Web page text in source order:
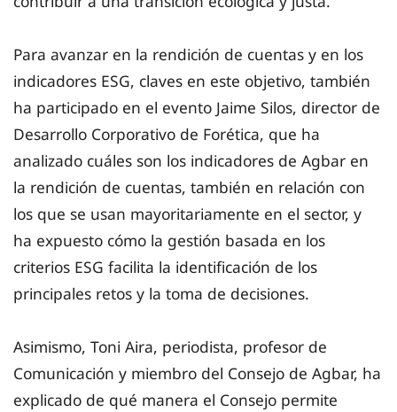
Para avanzar en la rendición de cuentas y en los
indicadores ESG, claves en este objetivo, también
ha participado en el evento Jaime Silos, director de
Desarrollo Corporativo de Forética, que ha
analizado cuáles son los indicadores de Agbar en
la rendición de cuentas, también en relación con
los que se usan mayoritariamente en el sector, y
ha expuesto cómo la gestión basada en los
criterios ESG facilita la identificación de los
principales retos y la toma de decisiones.
Asimismo, Toni Aira, periodista, profesor de
Comunicación y miembro del Consejo de Agbar, ha
explicado de qué manera el Consejo permite